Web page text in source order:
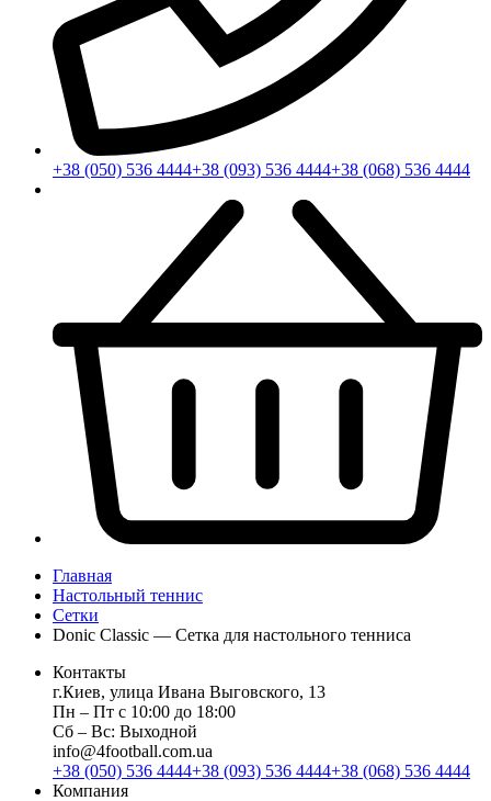
+38 (050) 536 4444+38 (093) 536 4444+38 (068) 536 4444
Главная
Настольный теннис
Сетки
Donic Classic — Сетка для настольного тенниса
Контакты
г.Киев, улица Ивана Выговского, 13
Пн ‒ Пт с 10:00 до 18:00
Сб ‒ Вс: Выходной
info@4football.com.ua
+38 (050) 536 4444+38 (093) 536 4444+38 (068) 536 4444
Компания